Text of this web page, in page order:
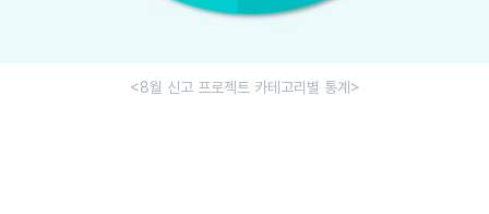
<8월 신고 프로젝트 카테고리별 통계>